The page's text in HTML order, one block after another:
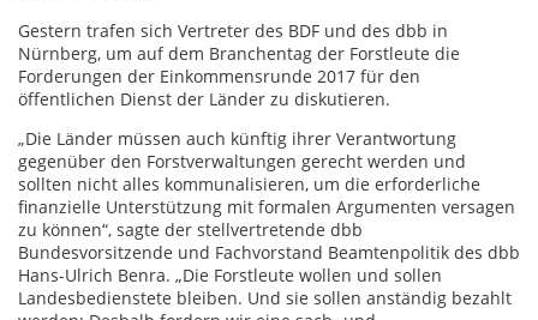
Gestern trafen sich Vertreter des BDF und des dbb in
Nürnberg, um auf dem Branchentag der Forstleute die
Forderungen der Einkommensrunde 2017 für den
öffentlichen Dienst der Länder zu diskutieren.
„Die Länder müssen auch künftig ihrer Verantwortung
gegenüber den Forstverwaltungen gerecht werden und
sollten nicht alles kommunalisieren, um die erforderliche
finanzielle Unterstützung mit formalen Argumenten versagen
zu können“, sagte der stellvertretende dbb
Bundesvorsitzende und Fachvorstand Beamtenpolitik des dbb
Hans-Ulrich Benra. „Die Forstleute wollen und sollen
Landesbedienstete bleiben. Und sie sollen anständig bezahlt